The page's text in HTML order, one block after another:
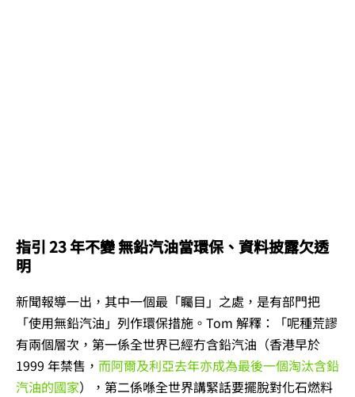
指引 23 年不變 無鉛汽油當環保、資料披露欠透
明
新聞報導一出，其中一個最「矚目」之處，是有部門把
「使用無鉛汽油」列作環保措施。Tom 解釋：「呢種荒謬
有兩個層次，第一係全世界已經冇含鉛汽油（香港早於
1999 年禁售， 而阿爾及利亞去年亦成為最後一個淘汰含鉛
汽油的國家），第二係喺全世界講緊話要擺脫對化石燃料